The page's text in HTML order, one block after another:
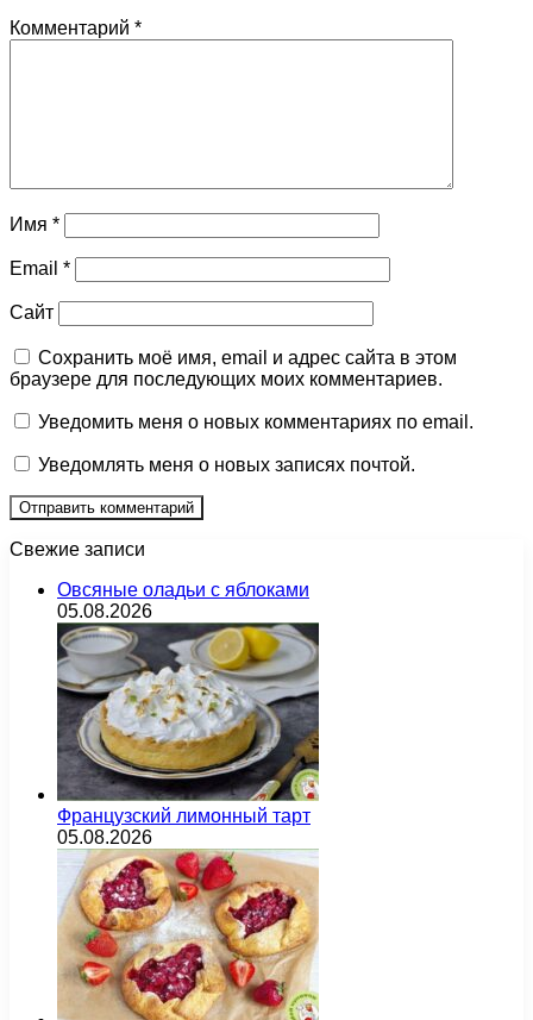
Комментарий *
Имя *
Email *
Сайт
Сохранить моё имя, email и адрес сайта в этом
браузере для последующих моих комментариев.
Уведомить меня о новых комментариях по email.
Уведомлять меня о новых записях почтой.
Свежие записи
Овсяные оладьи с яблоками
05.08.2026
Французский лимонный тарт
05.08.2026